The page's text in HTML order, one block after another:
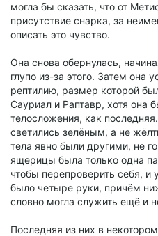
могла бы сказать, что от
присутствие снарка, за
описать это чувство.
Она снова обернулась,
глупо из-за этого. Затем она
рептилию, размер которой
Сауриал и Раптавр, хотя она
телосложения, как
светились зелёным, а не
тела явно были другими, не
ящерицы была только одна
чтобы перепроверить себя, и
было четыре руки, причём
словно могла служить ещё и
Последняя из них в